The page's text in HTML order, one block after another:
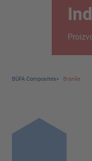
BÜFA Composites> Branše